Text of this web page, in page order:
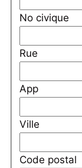
No civique
Rue
App
Ville
Code postal